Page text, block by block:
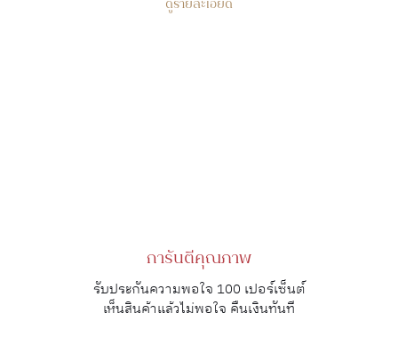
ดูรายละเอียด
การันตีคุณภาพ
รับประกันความพอใจ 100 เปอร์เซ็นต์
เห็นสินค้าแล้วไม่พอใจ คืนเงินทันที